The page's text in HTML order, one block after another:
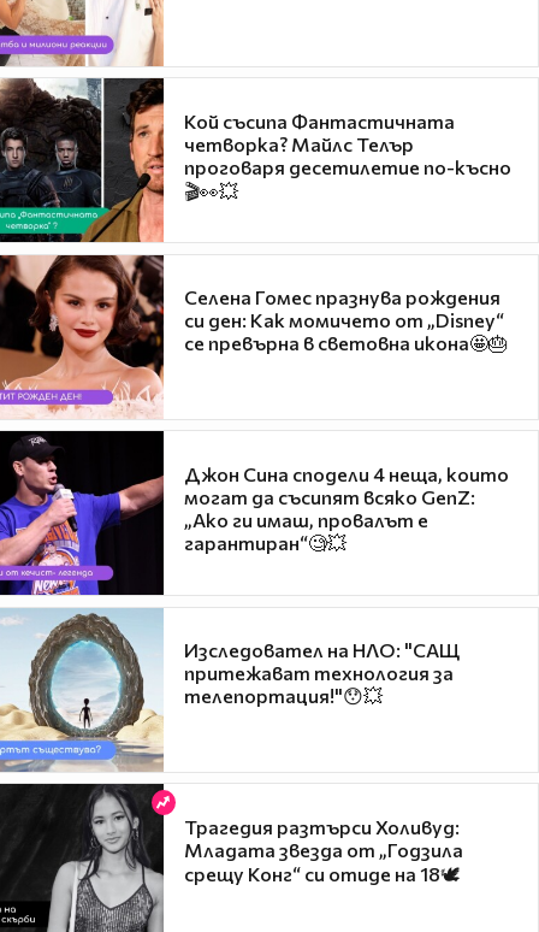
Кой съсипа Фантастичната
четворка? Майлс Телър
проговаря десетилетие по-късно
🎬👀💥
Селена Гомес празнува рождения
си ден: Как момичето от „Disney“
се превърна в световна икона🤩🎂
Джон Сина сподели 4 неща, които
могат да съсипят всяко GenZ:
„Ако ги имаш, провалът е
гарантиран“🧐💥
Изследовател на НЛО: "САЩ
притежават технология за
телепортация!"😯💥
Трагедия разтърси Холивуд:
Младата звезда от „Годзила
срещу Конг“ си отиде на 18🕊️